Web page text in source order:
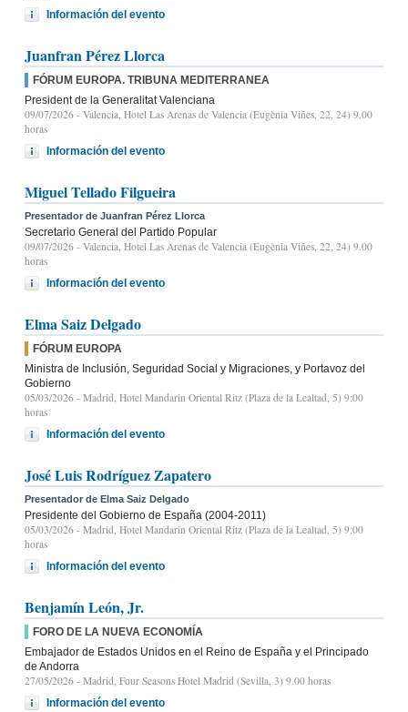
Información del evento
Juanfran Pérez Llorca
FÓRUM EUROPA. TRIBUNA MEDITERRANEA
President de la Generalitat Valenciana
09/07/2026 - Valencia, Hotel Las Arenas de Valencia (Eugènia Viñes, 22, 24) 9.00
horas
Información del evento
Miguel Tellado Filgueira
Presentador de Juanfran Pérez Llorca
Secretario General del Partido Popular
09/07/2026 - Valencia, Hotel Las Arenas de Valencia (Eugènia Viñes, 22, 24) 9.00
horas
Información del evento
Elma Saiz Delgado
FÓRUM EUROPA
Ministra de Inclusión, Seguridad Social y Migraciones, y Portavoz del
Gobierno
05/03/2026 - Madrid, Hotel Mandarin Oriental Ritz (Plaza de la Lealtad, 5) 9:00
horas
Información del evento
José Luis Rodríguez Zapatero
Presentador de Elma Saiz Delgado
Presidente del Gobierno de España (2004-2011)
05/03/2026 - Madrid, Hotel Mandarin Oriental Ritz (Plaza de la Lealtad, 5) 9:00
horas
Información del evento
Benjamín León, Jr.
FORO DE LA NUEVA ECONOMÍA
Embajador de Estados Unidos en el Reino de España y el Principado
de Andorra
27/05/2026 - Madrid, Four Seasons Hotel Madrid (Sevilla, 3) 9.00 horas
Información del evento